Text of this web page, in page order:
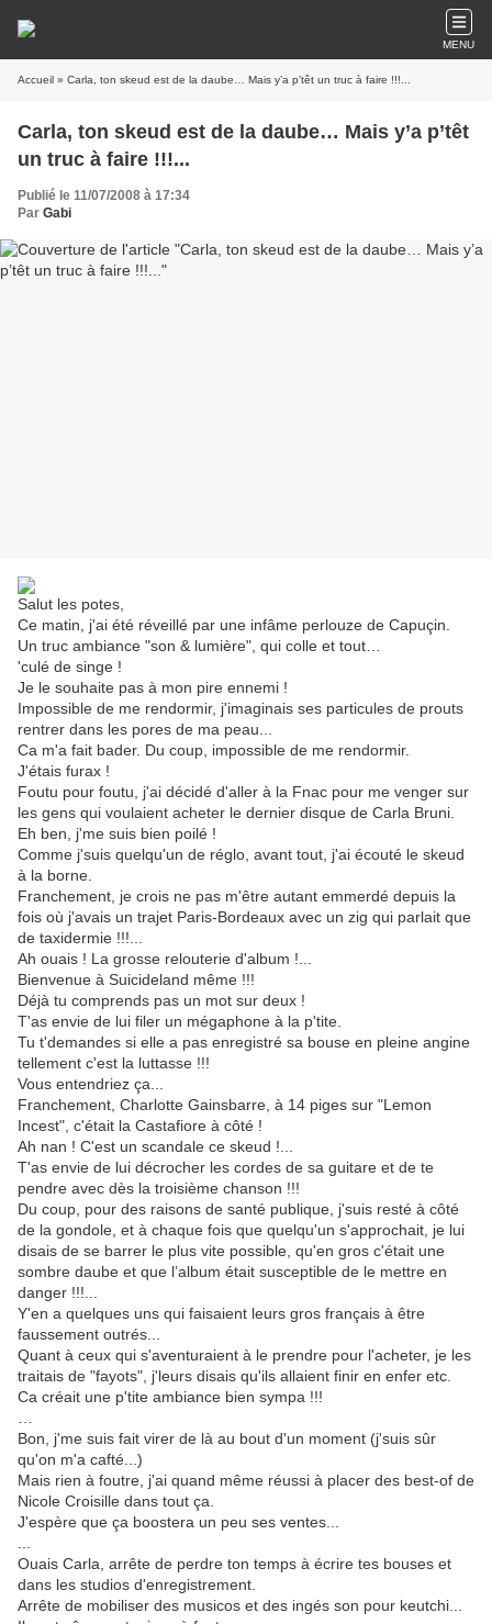
MENU
Accueil » Carla, ton skeud est de la daube… Mais y’a p’têt un truc à faire !!!...
Carla, ton skeud est de la daube… Mais y’a p’têt
un truc à faire !!!...
Publié le 11/07/2008 à 17:34
Par Gabi
Salut les potes,
Ce matin, j'ai été réveillé par une infâme perlouze de Capuçin.
Un truc ambiance "son & lumière", qui colle et tout…
'culé de singe !
Je le souhaite pas à mon pire ennemi !
Impossible de me rendormir, j'imaginais ses particules de prouts
rentrer dans les pores de ma peau...
Ca m'a fait bader. Du coup, impossible de me rendormir.
J'étais furax !
Foutu pour foutu, j'ai décidé d'aller à la Fnac pour me venger sur
les gens qui voulaient acheter le dernier disque de Carla Bruni.
Eh ben, j'me suis bien poilé !
Comme j'suis quelqu'un de réglo, avant tout, j'ai écouté le skeud
à la borne.
Franchement, je crois ne pas m'être autant emmerdé depuis la
fois où j'avais un trajet Paris-Bordeaux avec un zig qui parlait que
de taxidermie !!!...
Ah ouais ! La grosse relouterie d'album !...
Bienvenue à Suicideland même !!!
Déjà tu comprends pas un mot sur deux !
T'as envie de lui filer un mégaphone à la p'tite.
Tu t'demandes si elle a pas enregistré sa bouse en pleine angine
tellement c'est la luttasse !!!
Vous entendriez ça...
Franchement, Charlotte Gainsbarre, à 14 piges sur "Lemon
Incest", c'était la Castafiore à côté !
Ah nan ! C'est un scandale ce skeud !...
T'as envie de lui décrocher les cordes de sa guitare et de te
pendre avec dès la troisième chanson !!!
Du coup, pour des raisons de santé publique, j'suis resté à côté
de la gondole, et à chaque fois que quelqu'un s'approchait, je lui
disais de se barrer le plus vite possible, qu'en gros c'était une
sombre daube et que l’album était susceptible de le mettre en
danger !!!...
Y'en a quelques uns qui faisaient leurs gros français à être
faussement outrés...
Quant à ceux qui s'aventuraient à le prendre pour l'acheter, je les
traitais de "fayots", j'leurs disais qu'ils allaient finir en enfer etc.
Ca créait une p'tite ambiance bien sympa !!!
Bon, j'me suis fait virer de là au bout d'un moment (j'suis sûr
qu'on m'a cafté...)
Mais rien à foutre, j'ai quand même réussi à placer des best-of de
Nicole Croisille dans tout ça.
J'espère que ça boostera un peu ses ventes...
Ouais Carla, arrête de perdre ton temps à écrire tes bouses et
dans les studios d'enregistrement.
Arrête de mobiliser des musicos et des ingés son pour keutchi...